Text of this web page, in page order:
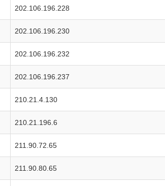
202.106.196.228
202.106.196.230
202.106.196.232
202.106.196.237
210.21.4.130
210.21.196.6
211.90.72.65
211.90.80.65